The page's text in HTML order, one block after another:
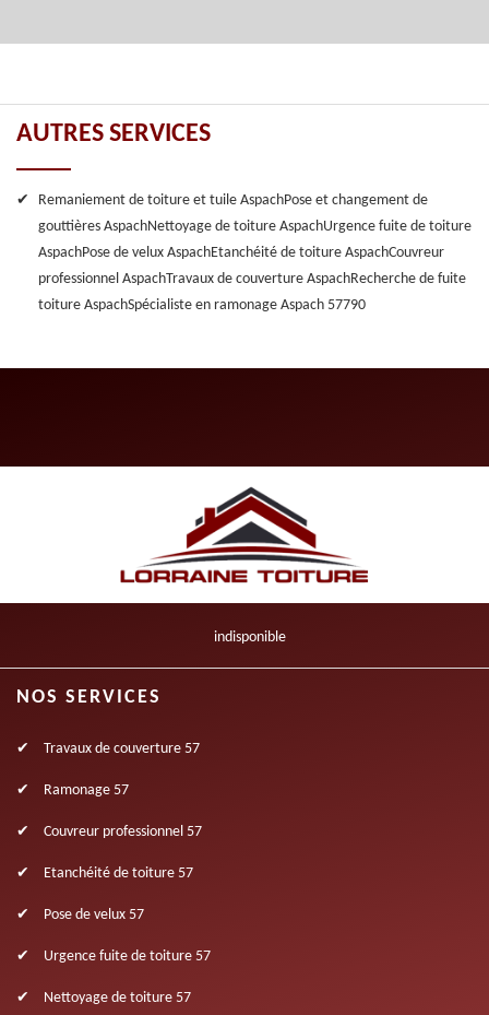
AUTRES SERVICES
Remaniement de toiture et tuile AspachPose et changement de
gouttières AspachNettoyage de toiture AspachUrgence fuite de toiture
AspachPose de velux AspachEtanchéité de toiture AspachCouvreur
professionnel AspachTravaux de couverture AspachRecherche de fuite
toiture AspachSpécialiste en ramonage Aspach 57790
indisponible
NOS SERVICES
Travaux de couverture 57
Ramonage 57
Couvreur professionnel 57
Etanchéité de toiture 57
Pose de velux 57
Urgence fuite de toiture 57
Nettoyage de toiture 57